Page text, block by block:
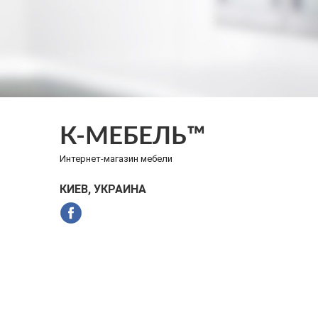
К-МЕБЕЛЬ™
Интернет-магазин мебели
КИЕВ, УКРАИНА